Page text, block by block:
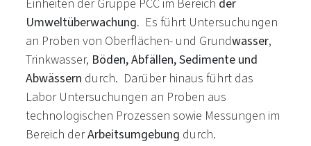
Einheiten der Gruppe PCC im Bereich der
Umweltüberwachung. Es führt Untersuchungen
an Proben von Oberflächen- und Grundwasser,
Trinkwasser, Böden, Abfällen, Sedimente und
Abwässern durch. Darüber hinaus führt das
Labor Untersuchungen an Proben aus
technologischen Prozessen sowie Messungen im
Bereich derArbeitsumgebung durch.